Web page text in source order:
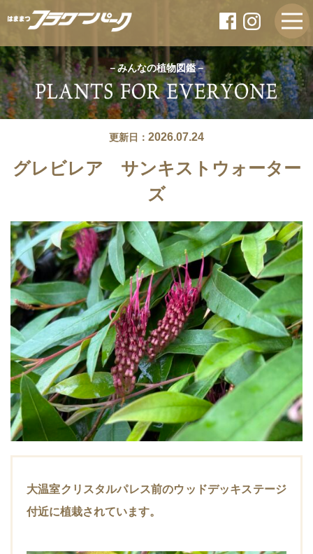
－みんなの植物図鑑－
更新日： 2026.07.24
グレビレア サンキストウォーター
ズ
大温室クリスタルパレス前のウッドデッキステージ
付近に植栽されています。